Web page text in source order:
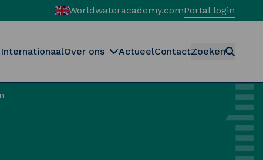
Worldwateracademy.comPortal login
InternationaalOver ons ActueelContactZoeken